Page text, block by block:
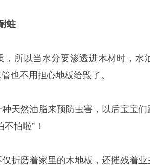
蛀
，所以当水分要渗透进木材时，水
也不用担心地板给毁了。
天然油脂来预防虫害，以后宝宝
怕啦”！
折磨着家里的木地板，还摧残着